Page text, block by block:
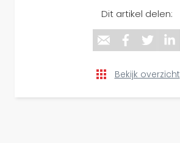
Dit artikel delen:
Bekijk overzicht